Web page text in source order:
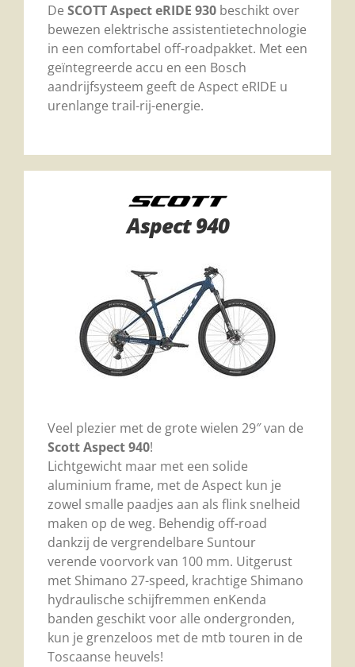
De SCOTT Aspect eRIDE 930 beschikt over
bewezen elektrische assistentietechnologie
in een comfortabel off-roadpakket. Met een
geïntegreerde accu en een Bosch
aandrijfsysteem geeft de Aspect eRIDE u
urenlange trail-rij-energie.
Aspect 940
Veel plezier met de grote wielen 29″ van de
Scott Aspect 940!
Lichtgewicht maar met een solide
aluminium frame, met de Aspect kun je
zowel smalle paadjes aan als flink snelheid
maken op de weg. Behendig off-road
dankzij de vergrendelbare Suntour
verende voorvork van 100 mm. Uitgerust
met Shimano 27-speed, krachtige Shimano
hydraulische schijfremmen enKenda
banden geschikt voor alle ondergronden,
kun je grenzeloos met de mtb touren in de
Toscaanse heuvels!